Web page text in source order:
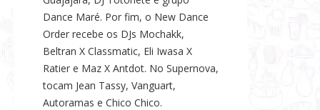
Dance Maré. Por fim, o New Dance
Order recebe os DJs Mochakk,
Beltran X Classmatic, Eli Iwasa X
Ratier e Maz X Antdot. No Supernova,
tocam Jean Tassy, Vanguart,
Autoramas e Chico Chico.